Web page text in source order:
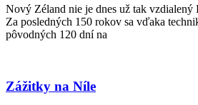
Nový Zéland nie je dnes už tak vzdialený
Za posledných 150 rokov sa vďaka
pôvodných 120 dní na
Zážitky na Níle